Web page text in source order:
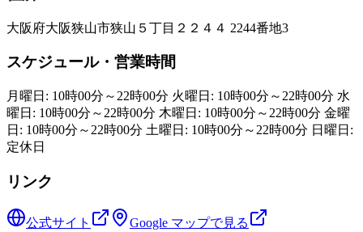
大阪府大阪狭山市狭山５丁目２２４４ 2244番地3
スケジュール・営業時間
月曜日: 10時00分～22時00分 火曜日: 10時00分～22時00分 水
曜日: 10時00分～22時00分 木曜日: 10時00分～22時00分 金曜
日: 10時00分～22時00分 土曜日: 10時00分～22時00分 日曜日:
定休日
リンク
公式サイト Google マップで見る